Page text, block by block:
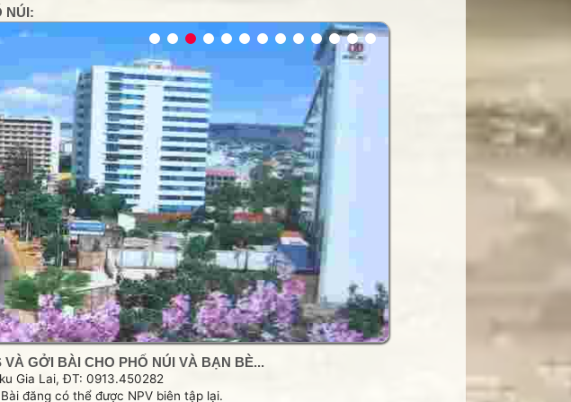
NÚI:
GỞI BÀI CHO PHỐ NÚI VÀ BẠN BÈ...
Gia Lai, ĐT: 0913.450282
đăng có thể được NPV biên tập lại.